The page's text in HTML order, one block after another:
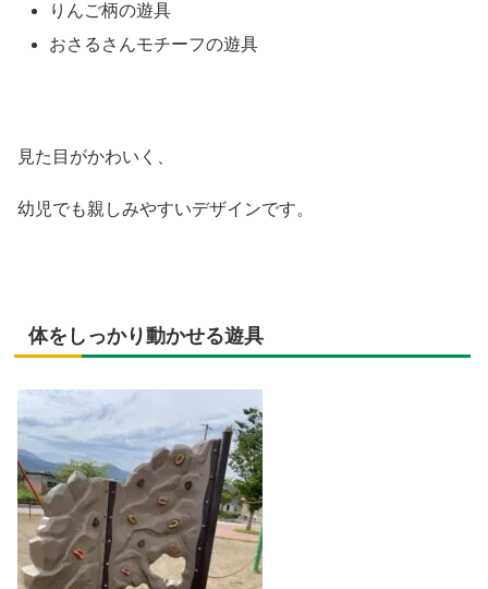
りんご柄の遊具
おさるさんモチーフの遊具
見た目がかわいく、
幼児でも親しみやすいデザインです。
体をしっかり動かせる遊具